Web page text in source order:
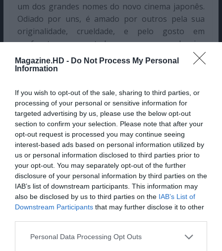
Magazine.HD - Do Not Process My Personal
Information
If you wish to opt-out of the sale, sharing to third parties, or
processing of your personal or sensitive information for
targeted advertising by us, please use the below opt-out
section to confirm your selection. Please note that after your
opt-out request is processed you may continue seeing
interest-based ads based on personal information utilized by
us or personal information disclosed to third parties prior to
your opt-out. You may separately opt-out of the further
disclosure of your personal information by third parties on the
IAB’s list of downstream participants. This information may
also be disclosed by us to third parties on the IAB’s List of
Downstream Participants that may further disclose it to other
Personal Data Processing Opt Outs
um dos grandes nomes do novo cinema japonês.
Odiado por uns, é amado por outros pela sua
originalidade, crueldade, e pelo gosto em
confrontar o espectador com os seus desejos
mais profundos. Em Chakushin Ari (2003), Miike
adapta ao cinema a obra literária homónima de
acontecimentos mórbidos que ocorrem à sua
volta.
Pub